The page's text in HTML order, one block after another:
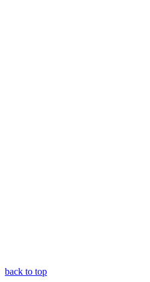
back to top